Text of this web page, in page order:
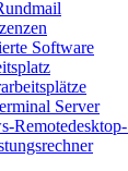
Software
Server